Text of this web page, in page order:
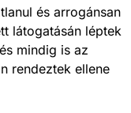
és arrogánsan
látogatásán léptek
mindig is az
rendeztek ellene